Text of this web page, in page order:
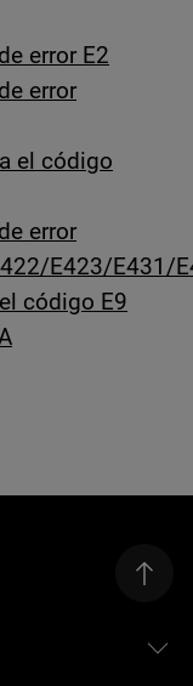
error E2
error
el código
error
E423/E431/
código E9